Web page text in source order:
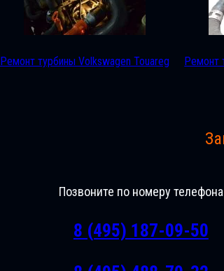
Ремонт турбины Volkswagen Touareg Ремонт
Позвоните по номеру телефона
8 (495) 187-09-50